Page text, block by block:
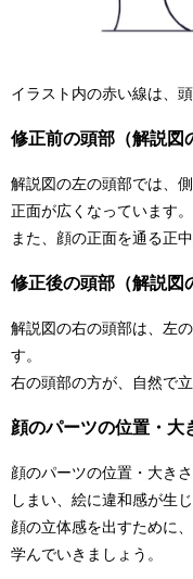
イラスト内の赤い線は、
修正前の頭部（解説図
解説図の左の頭部では、
正面が広くなっています。
また、顔の正面を通る正
修正後の頭部（解説図
解説図の右の頭部は、左
す。
右の頭部の方が、自然で
顔のパーツの位置・大
顔のパーツの位置・大き
しまい、絵に違和感が生
顔の立体感を出すために
学んでいきましょう。